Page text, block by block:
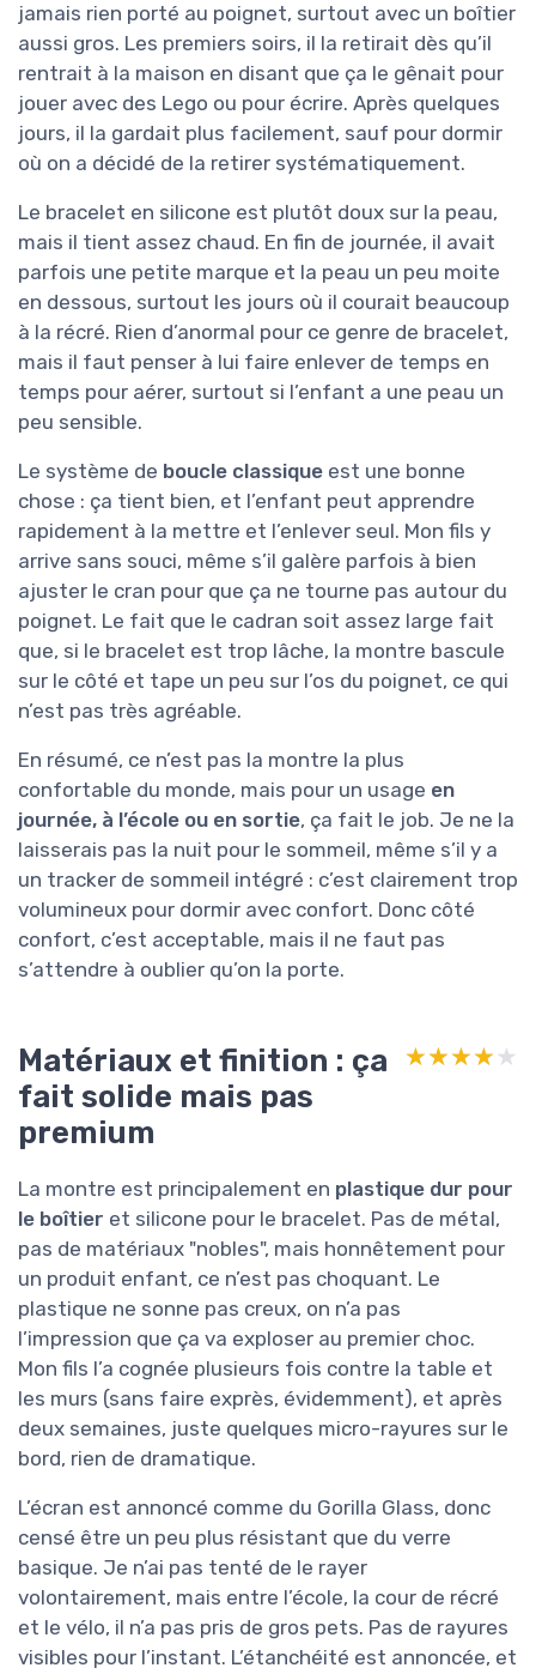
jamais rien porté au poignet, surtout avec un boîtier
aussi gros. Les premiers soirs, il la retirait dès qu’il
rentrait à la maison en disant que ça le gênait pour
jouer avec des Lego ou pour écrire. Après quelques
jours, il la gardait plus facilement, sauf pour dormir
où on a décidé de la retirer systématiquement.
Le bracelet en silicone est plutôt doux sur la peau,
mais il tient assez chaud. En fin de journée, il avait
parfois une petite marque et la peau un peu moite
en dessous, surtout les jours où il courait beaucoup
à la récré. Rien d’anormal pour ce genre de bracelet,
mais il faut penser à lui faire enlever de temps en
temps pour aérer, surtout si l’enfant a une peau un
peu sensible.
Le système de boucle classique est une bonne
chose : ça tient bien, et l’enfant peut apprendre
rapidement à la mettre et l’enlever seul. Mon fils y
arrive sans souci, même s’il galère parfois à bien
ajuster le cran pour que ça ne tourne pas autour du
poignet. Le fait que le cadran soit assez large fait
que, si le bracelet est trop lâche, la montre bascule
sur le côté et tape un peu sur l’os du poignet, ce qui
n’est pas très agréable.
En résumé, ce n’est pas la montre la plus
confortable du monde, mais pour un usage en
journée, à l’école ou en sortie, ça fait le job. Je ne la
laisserais pas la nuit pour le sommeil, même s’il y a
un tracker de sommeil intégré : c’est clairement trop
volumineux pour dormir avec confort. Donc côté
confort, c’est acceptable, mais il ne faut pas
s’attendre à oublier qu’on la porte.
Matériaux et finition : ça
fait solide mais pas
premium
★★★★★
★★★★★
La montre est principalement en plastique dur pour
le boîtier et silicone pour le bracelet. Pas de métal,
pas de matériaux "nobles", mais honnêtement pour
un produit enfant, ce n’est pas choquant. Le
plastique ne sonne pas creux, on n’a pas
l’impression que ça va exploser au premier choc.
Mon fils l’a cognée plusieurs fois contre la table et
les murs (sans faire exprès, évidemment), et après
deux semaines, juste quelques micro-rayures sur le
bord, rien de dramatique.
L’écran est annoncé comme du Gorilla Glass, donc
censé être un peu plus résistant que du verre
basique. Je n’ai pas tenté de le rayer
volontairement, mais entre l’école, la cour de récré
et le vélo, il n’a pas pris de gros pets. Pas de rayures
visibles pour l’instant. L’étanchéité est annoncée, et